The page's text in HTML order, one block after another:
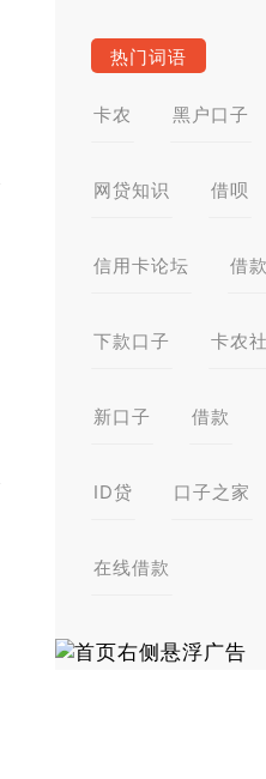
热门词语
卡农 黑户口子
网贷知识 借呗
信用卡论坛 借
下款口子 卡农
新口子 借款
ID贷 口子之家
在线借款